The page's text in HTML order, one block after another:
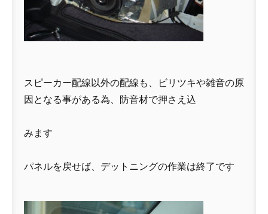
スピーカー配線以外の配線も、ビリツキや雑音の原
因となる事がある為、防音材で押さえ込
みます
パネルを戻せば、デットニングの作業は終了です